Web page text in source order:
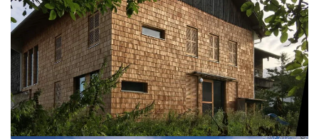
BILD ÖFFNEN